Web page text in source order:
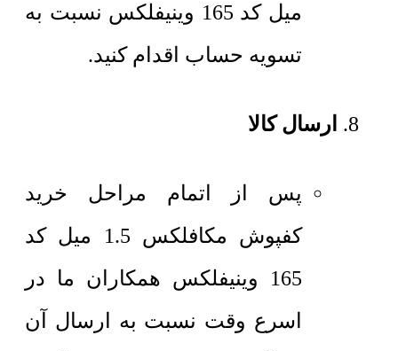
میل کد 165 وینیفلکس نسبت به
تسویه حساب اقدام کنید.
ارسال کالا
پس از اتمام مراحل خرید
کفپوش مکافلکس 1.5 میل کد
165 وینیفلکس همکاران ما در
اسرع وقت نسبت به ارسال آن